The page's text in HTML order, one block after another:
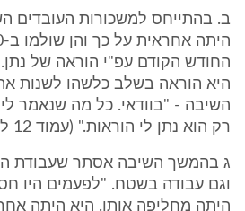
ב. בהתייחס למשכורות העובדים
החודש הקודם עפ"י הוראה של
היא הוראה בשלב כלשהו לשנות
השיבה - "בוודאי. כל מה שנאמר לי
רק הוא נתן לי הוראות." (עמוד 12 לפרוטוקול שורה 1).
ג בהמשך השיבה אסתר שעבודת
וגם עבודה בשטח. "לפעמים היו
היתה מחליפה אותן. היא היתה